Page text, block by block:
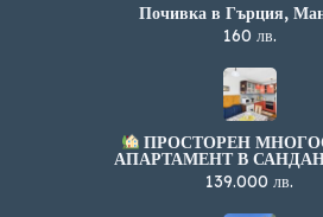
Почивка в Гърция,
160 лв.
ПРОСТОРЕН
АПАРТАМЕНТ В
139.000 лв.